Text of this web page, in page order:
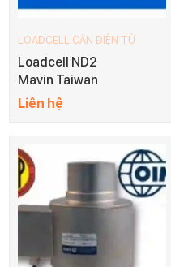
LOADCELL CÂN ĐIỆN TỬ
Loadcell ND2
Mavin Taiwan
Liên hệ